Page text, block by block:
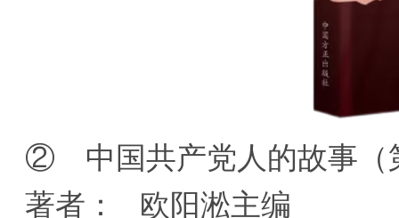
② 中国共产党人的故事（
著者： 欧阳淞主编